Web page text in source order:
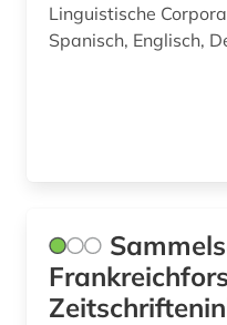
Linguistische
Spanisch, Englisch,